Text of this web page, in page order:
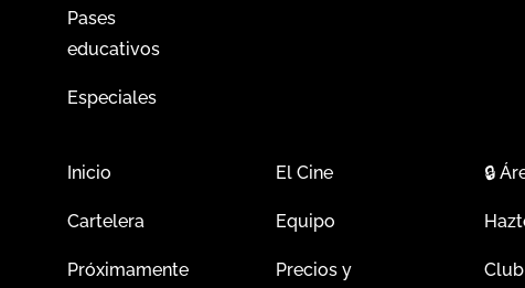
Pases
educativos
Especiales
Inicio
Cartelera
Próximamente
El Cine
Equipo
Precios y
🔒